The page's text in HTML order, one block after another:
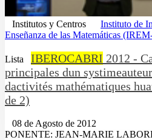
Institutos y Centros
Instituto de
Enseñanza de las Matemáticas
Lista IBEROCABRI 2012 -
principales dun
dactivités mathématiques
de 2)
08 de Agosto de 2012
PONENTE: JEAN-MARIE